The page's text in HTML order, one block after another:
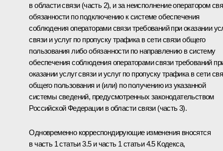
в области связи (часть 2), и за неисполнение оператором
обязанности по подключению к системе обеспечения
соблюдения операторами связи требований при оказании
связи и услуг по пропуску трафика в сети связи общего
пользования либо обязанности по направлению в систему
обеспечения соблюдения операторами связи требований
оказании услуг связи и услуг по пропуску трафика в сети
общего пользования и (или) по получению из указанной
системы сведений, предусмотренных законодательством
Российской Федерации в области связи (часть 3).
Одновременно корреспондирующие изменения вносятся
в часть 1 статьи 3.5 и часть 1 статьи 4.5 Кодекса,